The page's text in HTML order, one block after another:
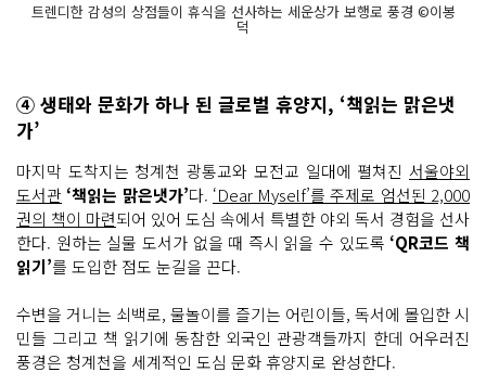
트렌디한 감성의 상점들이 휴식을 선사하는 세운상가 보행로 풍경 ©이봉
덕
④ 생태와 문화가 하나 된 글로벌 휴양지, ‘책읽는 맑은냇
가’
마지막 도착지는 청계천 광통교와 모전교 일대에 펼쳐진 서울야외
도서관 ‘책읽는 맑은냇가’다. ‘Dear Myself’를 주제로 엄선된 2,000
권의 책이 마련되어 있어 도심 속에서 특별한 야외 독서 경험을 선사
한다. 원하는 실물 도서가 없을 때 즉시 읽을 수 있도록 ‘QR코드 책
읽기’를 도입한 점도 눈길을 끈다.
수변을 거니는 쇠백로, 물놀이를 즐기는 어린이들, 독서에 몰입한 시
민들 그리고 책 읽기에 동참한 외국인 관광객들까지 한데 어우러진
풍경은 청계천을 세계적인 도심 문화 휴양지로 완성한다.